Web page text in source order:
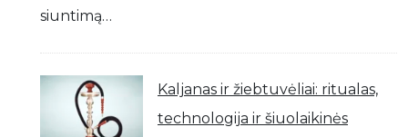
siuntimą…
Kaljanas ir žiebtuvėliai: ritualas,
technologija ir šiuolaikinės